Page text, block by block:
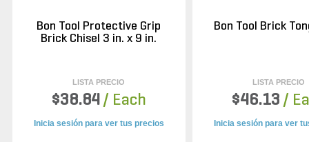
Bon Tool Protective Grip
Brick Chisel 3 in. x 9 in.
LISTA PRECIO
$38.84 / Each
Inicia sesión para ver tus precios
Bon Tool Brick
LISTA PRECIO
$46.13 /
Inicia sesión para ver